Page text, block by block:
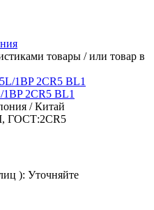
товары / или товар в
2CR5 BL1
/ Китай
ГОСТ:2CR5
): Уточняйте